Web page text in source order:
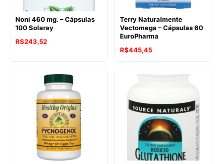
Noni 460 mg. – Cápsulas
100 Solaray
R$243,52
Terry Naturalmente
Vectomega – Cápsulas 60
EuroPharma
R$445,45